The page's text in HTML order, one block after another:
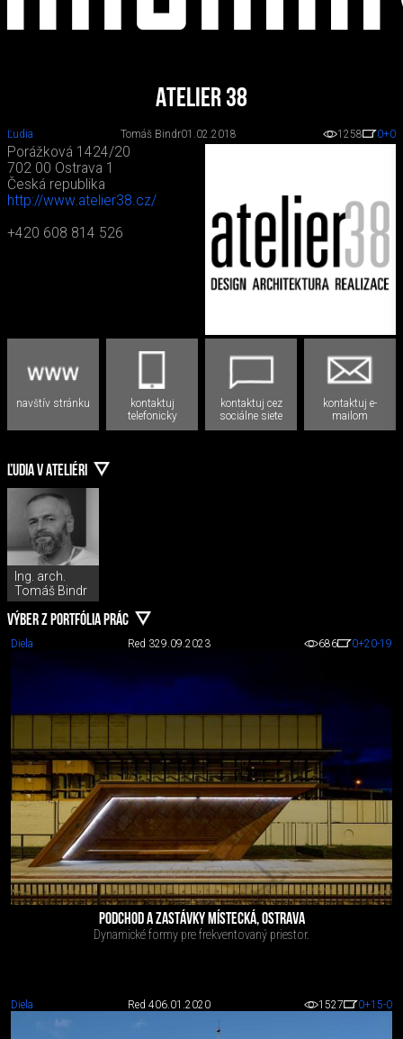
Atelier 38
Ľudia Tomáš Bindr01.02.2018 1258 0+0
Porážková 1424/20
702 00 Ostrava 1
Česká republika
http://www.atelier38.cz/
+420 608 814 526
navštív stránku
kontaktuj
telefonicky
kontaktuj cez
sociálne siete
kontaktuj e-
mailom
ĽUDIA V ATELIÉRI
Ing. arch.
Tomáš Bindr
VÝBER Z PORTFÓLIA PRÁC
Diela Red 329.09.2023 686 0+20-19
PODCHOD A ZASTÁVKY MÍSTECKÁ, OSTRAVA
Dynamické formy pre frekventovaný priestor.
Diela Red 406.01.2020 1527 0+15-0